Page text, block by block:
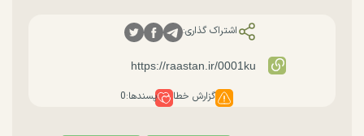
اشتراک گذاری:
گزارش خطا پسندها:0